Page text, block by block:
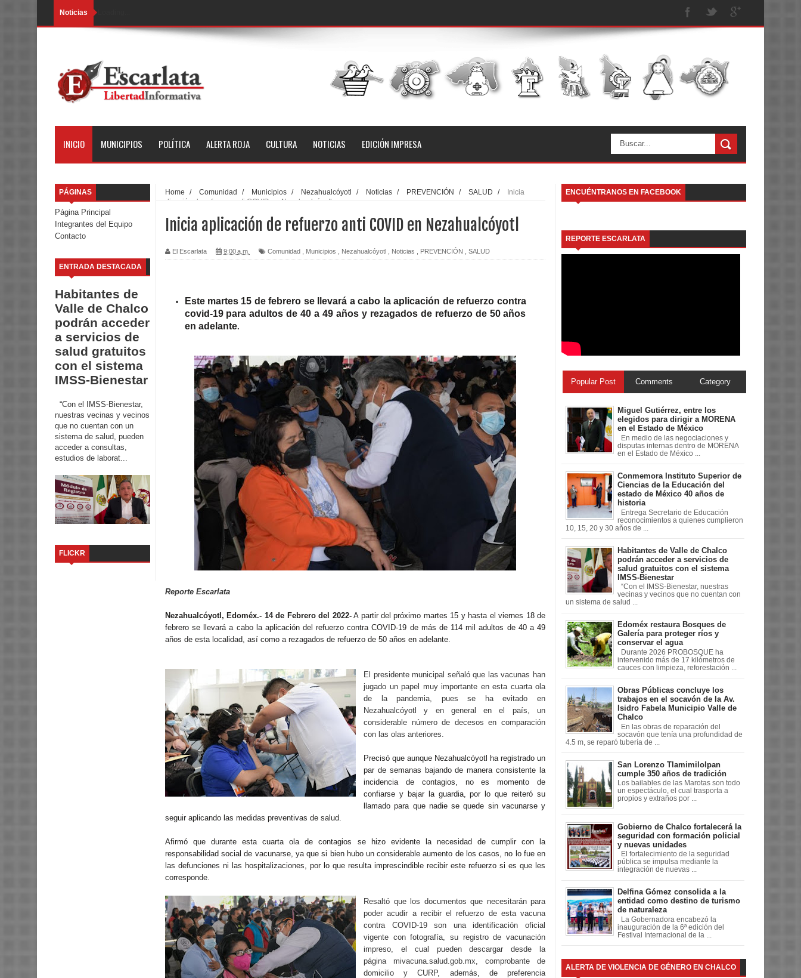
Noticias
INICIO MUNICIPIOS POLÍTICA ALERTA ROJA CULTURA NOTICIAS EDICIÓN IMPRESA
PÁGINAS
Página Principal
Integrantes del Equipo
Contacto
ENTRADA DESTACADA
Habitantes de
Valle de Chalco
podrán acceder
a servicios de
salud gratuitos
con el sistema
IMSS-Bienestar
“Con el IMSS-Bienestar,
nuestras vecinas y vecinos
que no cuentan con un
sistema de salud, pueden
acceder a consultas,
estudios de laborat...
FLICKR
Home / Comunidad / Municipios / Nezahualcóyotl / Noticias / PREVENCIÓN / SALUD /
Inicia
aplicación de refuerzo anti COVID en Nezahualcóyotl
Inicia aplicación de refuerzo anti COVID en Nezahualcóyotl
El Escarlata 9:00 a.m. Comunidad Municipios Nezahualcóyotl Noticias PREVENCIÓN SALUD
Este martes 15 de febrero se llevará a cabo la aplicación de refuerzo contra
covid-19 para adultos de 40 a 49 años y rezagados de refuerzo de 50 años
en adelante.
Reporte Escarlata
Nezahualcóyotl, Edoméx.- 14 de Febrero del 2022-A partir del próximo martes 15 y hasta el viernes 18 de
febrero se llevará a cabo la aplicación del refuerzo contra COVID-19 de más de 114 mil adultos de 40 a 49
años de esta localidad, así como a rezagados de refuerzo de 50 años en adelante.
El presidente municipal señaló que las vacunas han
jugado un papel muy importante en esta cuarta ola
de la pandemia, pues se ha evitado en
Nezahualcóyotl y en general en el país, un
considerable número de decesos en comparación
con las olas anteriores.
Precisó que aunque Nezahualcóyotl ha registrado un
par de semanas bajando de manera consistente la
incidencia de contagios, no es momento de
confiarse y bajar la guardia, por lo que reiteró su
llamado para que nadie se quede sin vacunarse y
seguir aplicando las medidas preventivas de salud.
Afirmó que durante esta cuarta ola de contagios se hizo evidente la necesidad de cumplir con la
responsabilidad social de vacunarse, ya que si bien hubo un considerable aumento de los casos, no lo fue en
las defunciones ni las hospitalizaciones, por lo que resulta imprescindible recibir este refuerzo si es que les
corresponde.
Resaltó que los documentos que necesitarán para
poder acudir a recibir el refuerzo de esta vacuna
contra COVID-19 son una identificación oficial
vigente con fotografía, su registro de vacunación
impreso, el cual pueden descargar desde la
página mivacuna.salud.gob.mx , comprobante de
domicilio y CURP, además, de preferencia
ENCUÉNTRANOS EN FACEBOOK
REPORTE ESCARLATA
Popular Post Comments Category
Miguel Gutiérrez, entre los
elegidos para dirigir a MORENA
en el Estado de México
En medio de las negociaciones y
disputas internas dentro de MORENA
en el Estado de México ...
Conmemora Instituto Superior de
Ciencias de la Educación del
estado de México 40 años de
historia
Entrega Secretario de Educación
reconocimientos a quienes cumplieron
10, 15, 20 y 30 años de ...
Habitantes de Valle de Chalco
podrán acceder a servicios de
salud gratuitos con el sistema
IMSS-Bienestar
“Con el IMSS-Bienestar, nuestras
vecinas y vecinos que no cuentan con
un sistema de salud ...
Edoméx restaura Bosques de
Galería para proteger ríos y
conservar el agua
Durante 2026 PROBOSQUE ha
intervenido más de 17 kilómetros de
cauces con limpieza, reforestación ...
Obras Públicas concluye los
trabajos en el socavón de la Av.
Isidro Fabela Municipio Valle de
Chalco
En las obras de reparación del
socavón que tenía una profundidad de
4.5 m, se reparó tubería de ...
San Lorenzo Tlamimilolpan
cumple 350 años de tradición
Los bailables de las Marotas son todo
un espectáculo, el cual trasporta a
propios y extraños por ...
Gobierno de Chalco fortalecerá la
seguridad con formación policial
y nuevas unidades
El fortalecimiento de la seguridad
pública se impulsa mediante la
integración de nuevas ...
Delfina Gómez consolida a la
entidad como destino de turismo
de naturaleza
La Gobernadora encabezó la
inauguración de la 6ª edición del
Festival Internacional de la ...
ALERTA DE VIOLENCIA DE GÉNERO EN CHALCO